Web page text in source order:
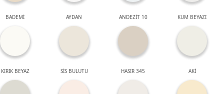
BADEMİ AYDAN ANDEZİT 10 KUM BEYAZI
KIRIK BEYAZ SİS BULUTU HASIR 345 AKİ